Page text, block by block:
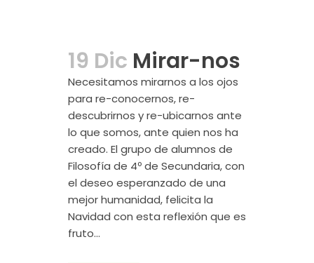
19 Dic Mirar-nos
Necesitamos mirarnos a los ojos
para re-conocernos, re-
descubrirnos y re-ubicarnos ante
lo que somos, ante quien nos ha
creado. El grupo de alumnos de
Filosofía de 4º de Secundaria, con
el deseo esperanzado de una
mejor humanidad, felicita la
Navidad con esta reflexión que es
fruto...